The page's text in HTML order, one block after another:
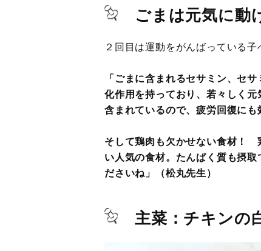
ごまは元気に動
２回目は運動をがんばっている
「ごまに含まれるセサミン、セ
化作用を持っており、若々しく
含まれているので、疲労回復にも
そして鶏肉も欠かせない食材！
い人気の食材。たんぱく質も摂
ださいね」（松丸先生）
主菜：チキンの